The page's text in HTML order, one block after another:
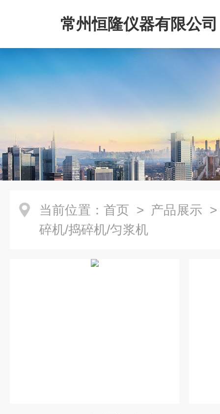
常州恒隆仪器有限公司
当前位置： 首页 > 产品展示
碎机/捣碎机/匀浆机